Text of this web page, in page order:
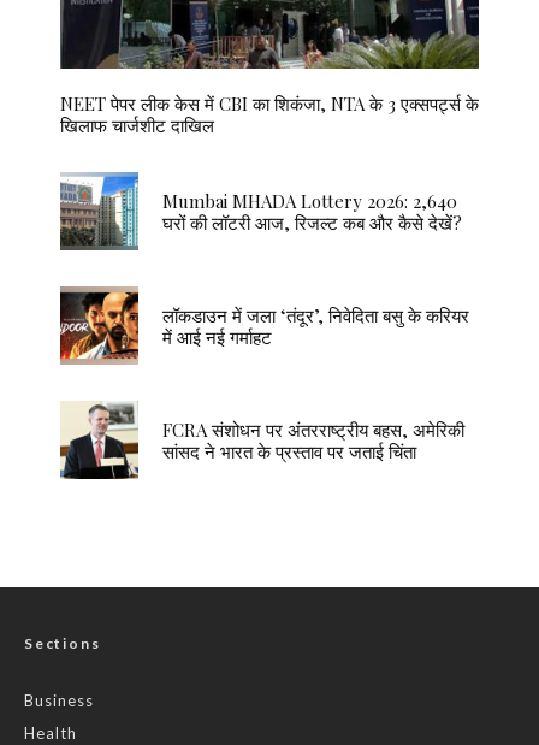
NEET पेपर लीक केस में CBI का शिकंजा, NTA के 3 एक्सपर्ट्स के
खिलाफ चार्जशीट दाखिल
Mumbai MHADA Lottery 2026: 2,640
घरों की लॉटरी आज, रिजल्ट कब और कैसे देखें?
लॉकडाउन में जला ‘तंदूर’, निवेदिता बसु के करियर
में आई नई गर्माहट
FCRA संशोधन पर अंतरराष्ट्रीय बहस, अमेरिकी
सांसद ने भारत के प्रस्ताव पर जताई चिंता
Sections
Business
Health